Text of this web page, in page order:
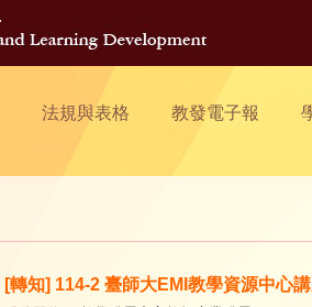
法規與表格 教發電子報
[轉知] 114-2 臺師大EMI教學資源中心